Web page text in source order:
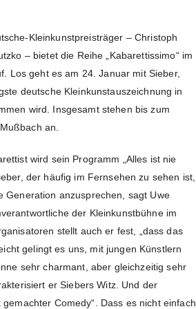
Kleinkunstpreisträger – Christoph
– bietet die Reihe „Kabarettissimo“ im
Los geht es am 24. Januar mit Sieber,
deutsche Kleinkunstauszeichnung in
wird. Insgesamt stehen bis zum
an.
wird sein Programm „Alles ist nie
der häufig im Fernsehen zu sehen ist,
Generation anzusprechen, sagt Uwe
der Kleinkunstbühne im
stellt auch er fest, „dass das
gelingt es uns, mit jungen Künstlern
sehr charmant, aber gleichzeitig sehr
er Siebers Witz. Und der
Comedy“. Dass es nicht einfach